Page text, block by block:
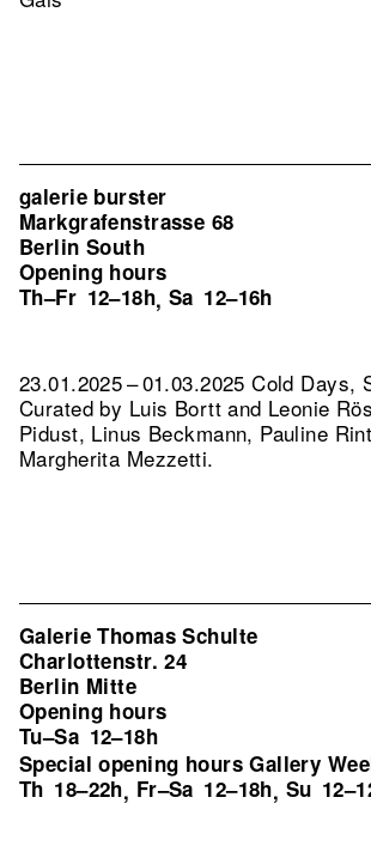
galerie burster
Markgrafenstrasse 68
Berlin South
Opening hours
Th–Fr 12–18h, Sa 12–16h
23.01.2025 – 01.03.2025 Cold Days,
Curated by Luis Bortt and Leonie
Pidust, Linus Beckmann, Pauline
Margherita Mezzetti.
Galerie Thomas Schulte
Charlottenstr. 24
Berlin Mitte
Opening hours
Tu–Sa 12–18h
Special opening hours Gallery
Th 18–22h, Fr–Sa 12–18h, Su